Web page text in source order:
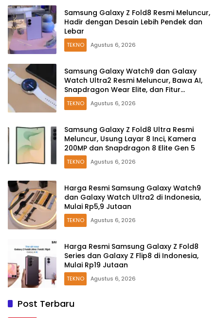
Samsung Galaxy Z Fold8 Resmi Meluncur,
Hadir dengan Desain Lebih Pendek dan
Lebar
TEKNO Agustus 6, 2026
Samsung Galaxy Watch9 dan Galaxy
Watch Ultra2 Resmi Meluncur, Bawa AI,
Snapdragon Wear Elite, dan Fitur
Kesehatan Baru
TEKNO Agustus 6, 2026
Samsung Galaxy Z Fold8 Ultra Resmi
Meluncur, Usung Layar 8 Inci, Kamera
200MP dan Snapdragon 8 Elite Gen 5
TEKNO Agustus 6, 2026
Harga Resmi Samsung Galaxy Watch9
dan Galaxy Watch Ultra2 di Indonesia,
Mulai Rp5,9 Jutaan
TEKNO Agustus 6, 2026
Harga Resmi Samsung Galaxy Z Fold8
Series dan Galaxy Z Flip8 di Indonesia,
Mulai Rp19 Jutaan
TEKNO Agustus 6, 2026
Post Terbaru